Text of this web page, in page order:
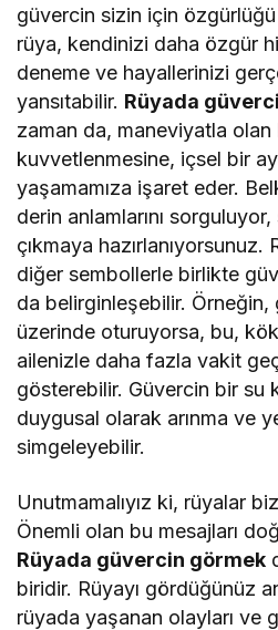
güvercin sizin için
rüya, kendinizi daha özgür
deneme ve hayallerinizi
yansıtabilir. Rüyada
zaman da, maneviyatla olan
kuvvetlenmesine, içsel bir
yaşamamıza işaret eder.
derin anlamlarını
çıkmaya
diğer sembollerle birlikte
da belirginleşebilir. Örneğin,
üzerinde oturuyorsa, bu,
ailenizle daha fazla vakit
gösterebilir. Güvercin bir su
duygusal olarak arınma ve
simgeleyebilir.
Unutmamalıyız ki, rüyalar
Önemli olan bu mesajları
Rüyada güvercin görmek
biridir. Rüyayı gördüğünüz
rüyada yaşanan olayları ve